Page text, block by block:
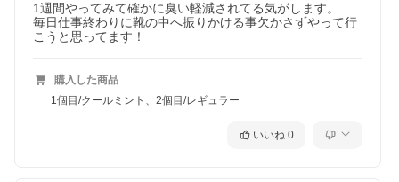
1週間やってみて確かに臭い軽減されてる気がします。
毎日仕事終わりに靴の中へ振りかける事欠かさずやって行
こうと思ってます！
購入した商品
1個目/クールミント、2個目/レギュラー
いいね 0